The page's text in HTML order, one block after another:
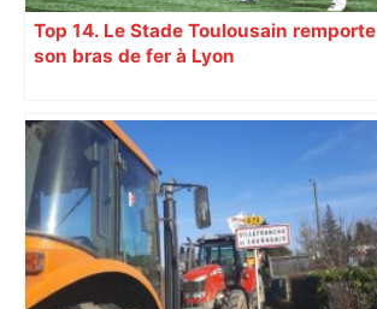
Top 14. Le Stade Toulousain remporte
son bras de fer à Lyon